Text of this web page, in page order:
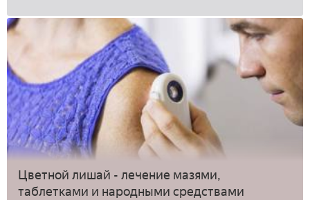
Цветной лишай - лечение мазями,
таблетками и народными средствами